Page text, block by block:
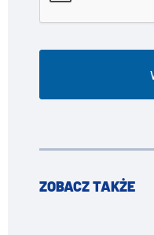
ZOBACZ TAKŻE